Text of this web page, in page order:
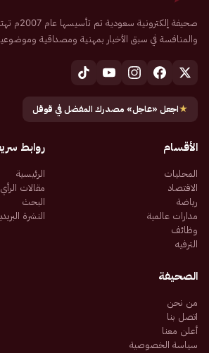
صحيفة
والمنافسة في سبق الأخبار بمهنية ومصداقية
★اجعل «عاجل» مصدرك المفضل في قوقل
الأقسام
المحليات
الاقتصاد
رياضة
مدارات عالمية
وظائف
الترفيه
روابط
الرئيسية
مقالات الرأي
البحث
النشرة
الصحيفة
من نحن
اتصل بنا
أعلن معنا
سياسة الخصوصية